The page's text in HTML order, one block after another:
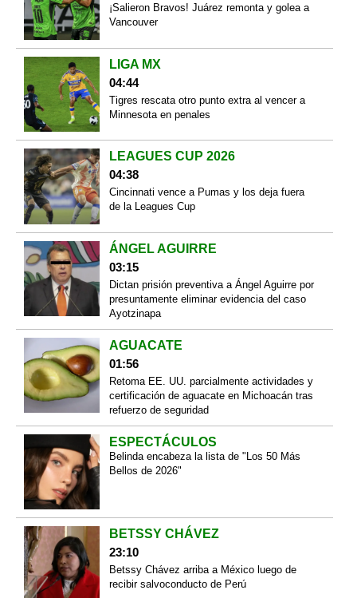
¡Salieron Bravos! Juárez remonta y golea a
Vancouver
LIGA MX
04:44
Tigres rescata otro punto extra al vencer a
Minnesota en penales
LEAGUES CUP 2026
04:38
Cincinnati vence a Pumas y los deja fuera
de la Leagues Cup
ÁNGEL AGUIRRE
03:15
Dictan prisión preventiva a Ángel Aguirre por
presuntamente eliminar evidencia del caso
Ayotzinapa
AGUACATE
01:56
Retoma EE. UU. parcialmente actividades y
certificación de aguacate en Michoacán tras
refuerzo de seguridad
ESPECTÁCULOS
Belinda encabeza la lista de "Los 50 Más
Bellos de 2026"
BETSSY CHÁVEZ
23:10
Betssy Chávez arriba a México luego de
recibir salvoconducto de Perú